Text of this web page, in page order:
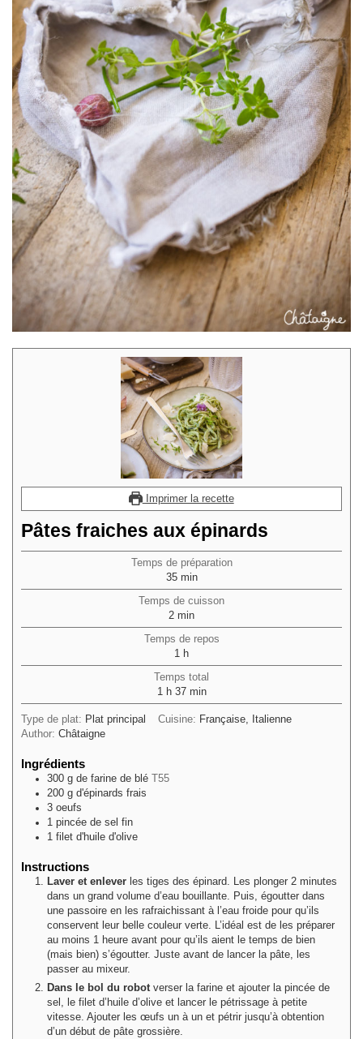
Imprimer la recette
Pâtes fraiches aux épinards
Temps de préparation
35minutes
min
Temps de cuisson
2minutes
min
Temps de repos
1 heure
h
Temps total
1 heure
h 37minutes
min
Type de plat: Plat principal Cuisine: Française, Italienne
Author: Châtaigne
Ingrédients
300 g de farine de blé T55
200 g d'épinards frais
3 oeufs
1 pincée de sel fin
1 filet d'huile d'olive
Instructions
Laver et enlever les tiges des épinard. Les plonger 2 minutes
dans un grand volume d’eau bouillante. Puis, égoutter dans
une passoire en les rafraichissant à l’eau froide pour qu’ils
conservent leur belle couleur verte. L’idéal est de les préparer
au moins 1 heure avant pour qu’ils aient le temps de bien
(mais bien) s’égoutter. Juste avant de lancer la pâte, les
passer au mixeur.
Dans le bol du robotverser la farine et ajouter la pincée de
sel, le filet d’huile d’olive et lancer le pétrissage à petite
vitesse. Ajouter les œufs un à un et pétrir jusqu’à obtention
d’un début de pâte grossière.